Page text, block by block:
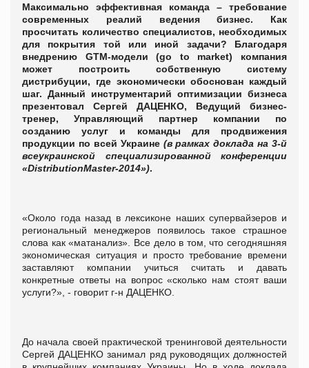
Максимально эффективная команда – требование
современных реалий ведения бизнес. Как
просчитать количество специалистов, необходимых
для покрытия той или иной задачи? Благодаря
внедрению GTM-модели (go to market) компания
может построить собственную систему
дистрибуции, где экономически обоснован каждый
шаг. Данный инструментарий оптимизации бизнеса
презентовал Сергей ДАЦЕНКО, Ведущий бизнес-
тренер, Управляющий партнер компании по
созданию услуг и команды для продвижения
продукции по всей Украине (в рамках доклада на 3-й
всеукраинской специализированной конференции
«DistributionMaster-2014»).
«Около года назад в лексиконе наших супервайзеров и
региональный менеджеров появилось такое страшное
слова как «матанализ». Все дело в том, что сегодняшняя
экономическая ситуация и просто требование времени
заставляют компании учиться считать и давать
конкретные ответы на вопрос «сколько нам стоят ваши
услуги?», - говорит г-н ДАЦЕНКО.
До начала своей практической тренинговой деятельности
Сергей ДАЦЕНКО занимал ряд руководящих должностей